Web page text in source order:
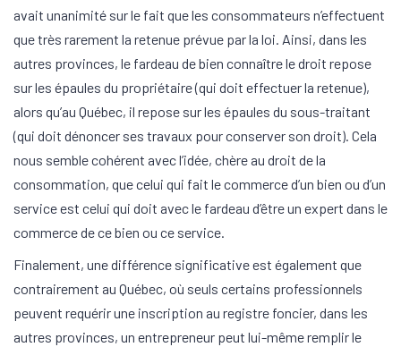
avait unanimité sur le fait que les consommateurs n’effectuent
que très rarement la retenue prévue par la loi. Ainsi, dans les
autres provinces, le fardeau de bien connaître le droit repose
sur les épaules du propriétaire (qui doit effectuer la retenue),
alors qu’au Québec, il repose sur les épaules du sous-traitant
(qui doit dénoncer ses travaux pour conserver son droit). Cela
nous semble cohérent avec l’idée, chère au droit de la
consommation, que celui qui fait le commerce d’un bien ou d’un
service est celui qui doit avec le fardeau d’être un expert dans le
commerce de ce bien ou ce service.
Finalement, une différence significative est également que
contrairement au Québec, où seuls certains professionnels
peuvent requérir une inscription au registre foncier, dans les
autres provinces, un entrepreneur peut lui-même remplir le